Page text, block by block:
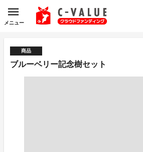
メニュー
商品
ブルーベリー記念樹セット